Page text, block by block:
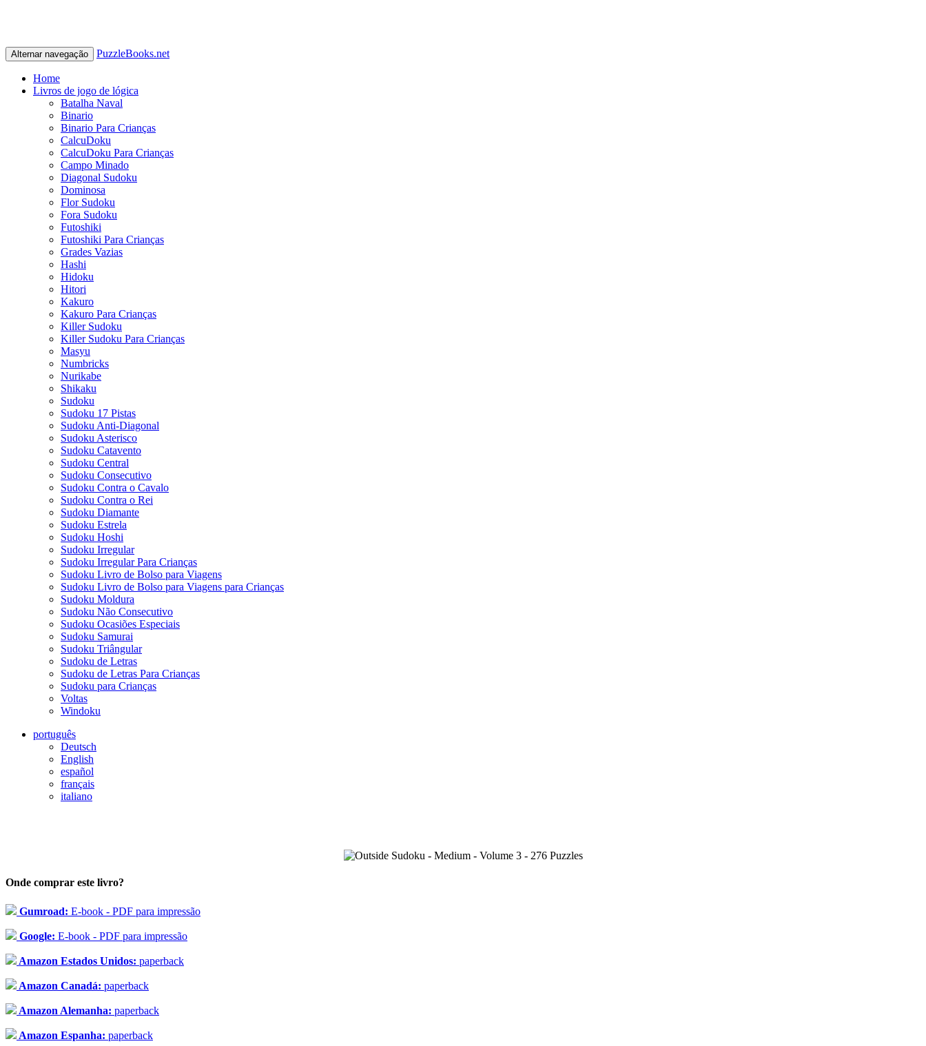
Alternar navegação PuzzleBooks.net
Home
Livros de jogo de lógica
Batalha Naval
Binario
Binario Para Crianças
CalcuDoku
CalcuDoku Para Crianças
Campo Minado
Diagonal Sudoku
Dominosa
Flor Sudoku
Fora Sudoku
Futoshiki
Futoshiki Para Crianças
Grades Vazias
Hashi
Hidoku
Hitori
Kakuro
Kakuro Para Crianças
Killer Sudoku
Killer Sudoku Para Crianças
Masyu
Numbricks
Nurikabe
Shikaku
Sudoku
Sudoku 17 Pistas
Sudoku Anti-Diagonal
Sudoku Asterisco
Sudoku Catavento
Sudoku Central
Sudoku Consecutivo
Sudoku Contra o Cavalo
Sudoku Contra o Rei
Sudoku Diamante
Sudoku Estrela
Sudoku Hoshi
Sudoku Irregular
Sudoku Irregular Para Crianças
Sudoku Livro de Bolso para Viagens
Sudoku Livro de Bolso para Viagens para Crianças
Sudoku Moldura
Sudoku Não Consecutivo
Sudoku Ocasiões Especiais
Sudoku Samurai
Sudoku Triângular
Sudoku de Letras
Sudoku de Letras Para Crianças
Sudoku para Crianças
Voltas
Windoku
português
Deutsch
English
español
français
italiano
Onde comprar este livro?
Gumroad: E-book - PDF para impressão
Google: E-book - PDF para impressão
Amazon Estados Unidos: paperback
Amazon Canadá: paperback
Amazon Alemanha: paperback
Amazon Espanha: paperback